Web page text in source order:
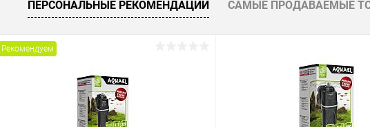
В наличии
ПЕРСОНАЛЬНЫЕ РЕКОМЕНДАЦИИ САМЫЕ ПРОДАВАЕМЫЕ
Рекомендуем